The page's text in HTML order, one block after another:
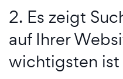
2. Es zeigt
auf Ihrer
wichtigsten ist